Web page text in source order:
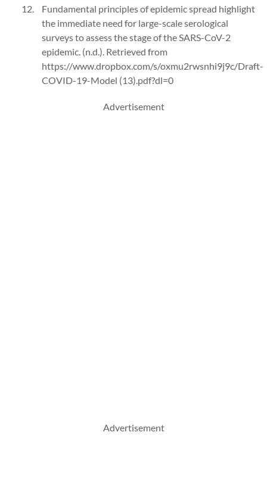
Fundamental principles of epidemic spread highlight
the immediate need for large-scale serological
surveys to assess the stage of the SARS-CoV-2
epidemic. (n.d.). Retrieved from
https://www.dropbox.com/s/oxmu2rwsnhi9j9c/Draft-
COVID-19-Model (13).pdf?dl=0
Advertisement
Advertisement